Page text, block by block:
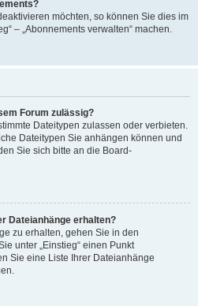
möchten, so können Sie dies im
– „Abonnements verwalten“ machen.
Forum zulässig?
Dateitypen zulassen oder verbieten.
Dateitypen Sie anhängen können und
Sie sich bitte an die Board-
Dateianhänge erhalten?
zu erhalten, gehen Sie in den
unter „Einstieg“ einen Punkt
Sie eine Liste Ihrer Dateianhänge